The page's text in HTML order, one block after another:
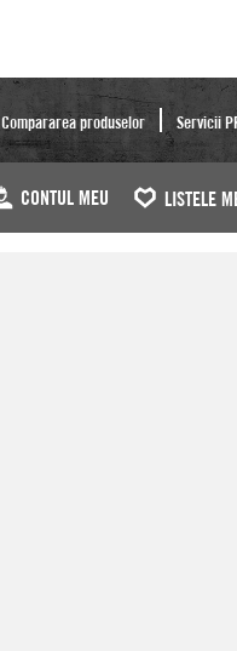
Compararea produselor Servicii
CONTUL MEU LISTELE